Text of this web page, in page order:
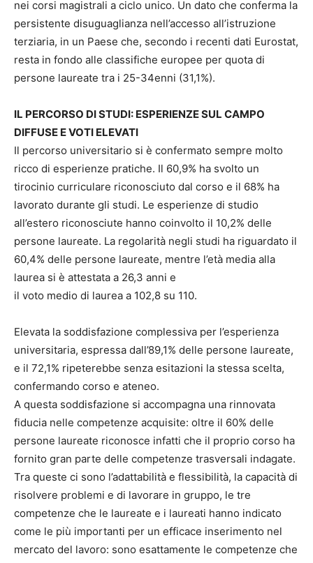
nei corsi magistrali a ciclo unico. Un dato che conferma la
persistente disuguaglianza nell’accesso all’istruzione
terziaria, in un Paese che, secondo i recenti dati Eurostat,
resta in fondo alle classifiche europee per quota di
persone laureate tra i 25-34enni (31,1%).
IL PERCORSO DI STUDI: ESPERIENZE SUL CAMPO
DIFFUSE E VOTI ELEVATI
Il percorso universitario si è confermato sempre molto
ricco di esperienze pratiche. Il 60,9% ha svolto un
tirocinio curriculare riconosciuto dal corso e il 68% ha
lavorato durante gli studi. Le esperienze di studio
all’estero riconosciute hanno coinvolto il 10,2% delle
persone laureate. La regolarità negli studi ha riguardato il
60,4% delle persone laureate, mentre l’età media alla
laurea si è attestata a 26,3 anni e
il voto medio di laurea a 102,8 su 110.
Elevata la soddisfazione complessiva per l’esperienza
universitaria, espressa dall’89,1% delle persone laureate,
e il 72,1% ripeterebbe senza esitazioni la stessa scelta,
confermando corso e ateneo.
A questa soddisfazione si accompagna una rinnovata
fiducia nelle competenze acquisite: oltre il 60% delle
persone laureate riconosce infatti che il proprio corso ha
fornito gran parte delle competenze trasversali indagate.
Tra queste ci sono l’adattabilità e flessibilità, la capacità di
risolvere problemi e di lavorare in gruppo, le tre
competenze che le laureate e i laureati hanno indicato
come le più importanti per un efficace inserimento nel
mercato del lavoro: sono esattamente le competenze che